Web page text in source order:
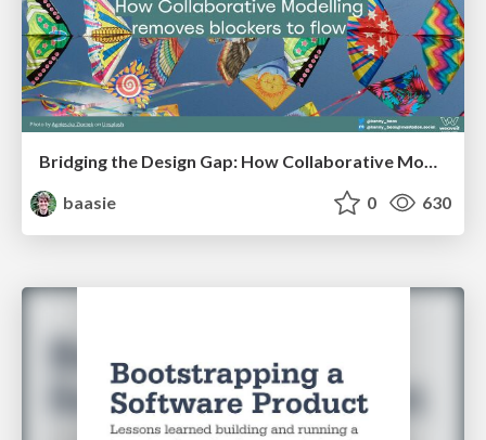
Bridging the Design Gap: How Collaborative Modelling removes blockers to flow between stakeholders and teams @FastFlow conf
baasie
0 630